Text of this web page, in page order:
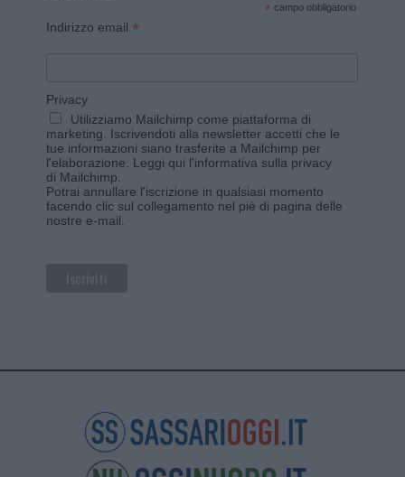
* campo obbligatorio
Indirizzo email *
Privacy
Utilizziamo Mailchimp come piattaforma di
marketing. Iscrivendoti alla newsletter accetti che le
tue informazioni siano trasferite a Mailchimp per
l'elaborazione. Leggi qui l'informativa sulla privacy
di Mailchimp
Potrai annullare l'iscrizione in qualsiasi momento
facendo clic sul collegamento nel piè di pagina delle
nostre e-mail.